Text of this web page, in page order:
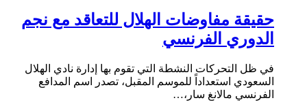
حقيقة مفاوضات الهلال للتعاقد مع نجم
الدوري الفرنسي
في ظل التحركات النشطة التي تقوم بها إدارة نادي الهلال
السعودي استعداداً للموسم المقبل، تصدر اسم المدافع
الفرنسي مالانغ سار،…